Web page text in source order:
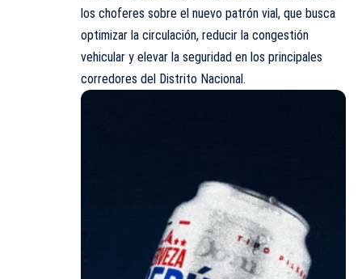
los choferes sobre el nuevo patrón vial, que busca
optimizar la circulación, reducir la congestión
vehicular y elevar la seguridad en los principales
corredores del Distrito Nacional.